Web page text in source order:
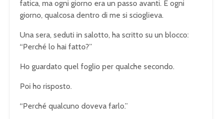
fatica, ma ogni giorno era un passo avanti. E ogni
giorno, qualcosa dentro di me si scioglieva.
Una sera, seduti in salotto, ha scritto su un blocco:
“Perché lo hai fatto?”
Ho guardato quel foglio per qualche secondo.
Poi ho risposto.
“Perché qualcuno doveva farlo.”